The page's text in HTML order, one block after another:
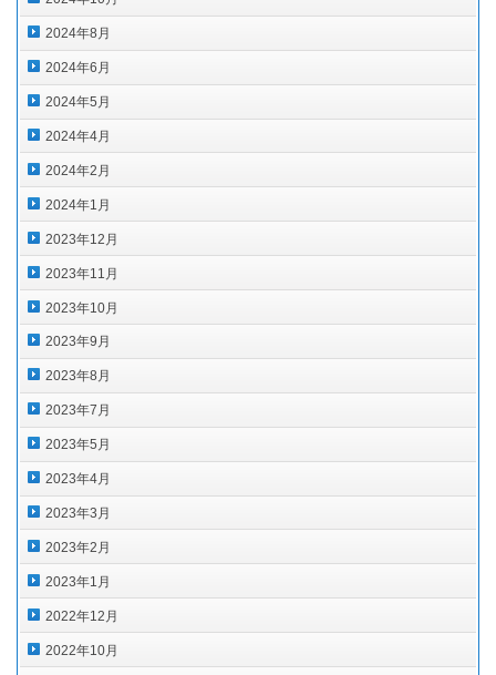
2024年8月
2024年6月
2024年5月
2024年4月
2024年2月
2024年1月
2023年12月
2023年11月
2023年10月
2023年9月
2023年8月
2023年7月
2023年5月
2023年4月
2023年3月
2023年2月
2023年1月
2022年12月
2022年10月